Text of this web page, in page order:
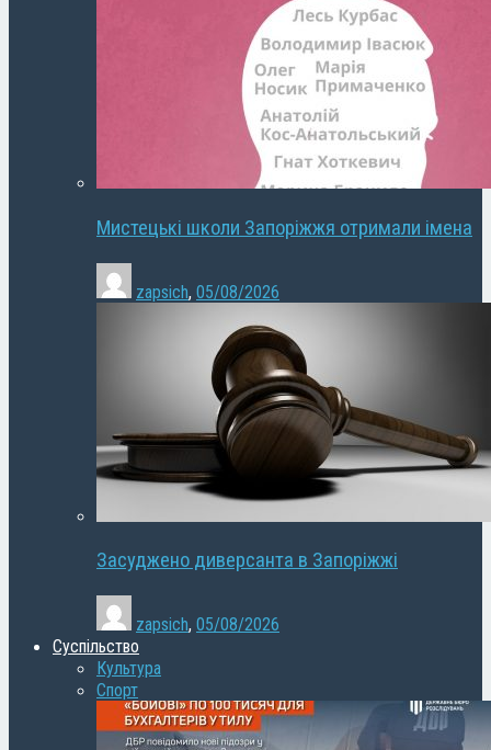
Мистецькі школи Запоріжжя отримали імена
zapsich, 05/08/2026
Засуджено диверсанта в Запоріжжі
zapsich, 05/08/2026
Суспільство
Культура
Спорт